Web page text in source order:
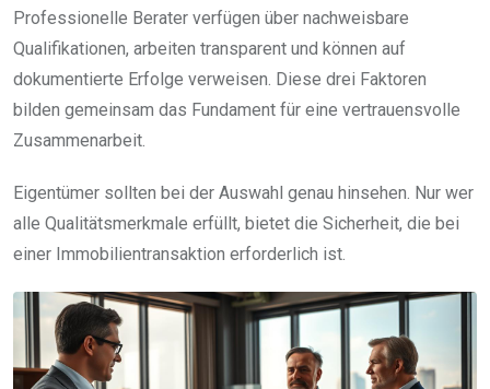
Professionelle Berater verfügen über nachweisbare
Qualifikationen, arbeiten transparent und können auf
dokumentierte Erfolge verweisen. Diese drei Faktoren
bilden gemeinsam das Fundament für eine vertrauensvolle
Zusammenarbeit.
Eigentümer sollten bei der Auswahl genau hinsehen. Nur wer
alle Qualitätsmerkmale erfüllt, bietet die Sicherheit, die bei
einer Immobilientransaktion erforderlich ist.